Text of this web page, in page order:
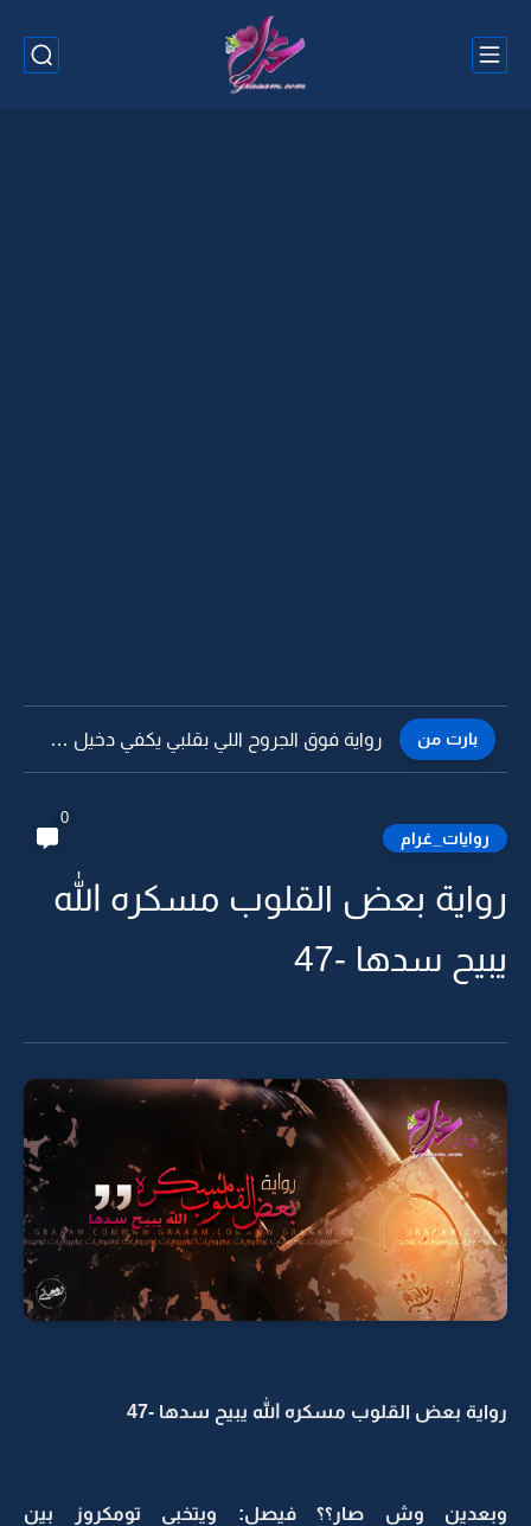
بارت من رواية فوق الجروح اللي بقلبي يكفي دخيل الله لا تجرحوني...
روايات_غرام
0
رواية بعض القلوب مسكره الله
يبيح سدها -47
رواية بعض القلوب مسكره الله يبيح سدها -47
وبعدين وش صار؟؟ فيصل: ويتخبى تومكروز بين